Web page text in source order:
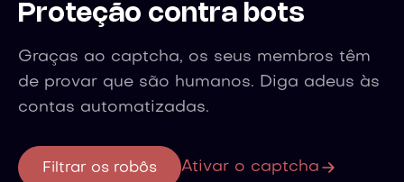
Proteção contra bots
Graças ao captcha, os seus membros têm
de provar que são humanos. Diga adeus às
contas automatizadas.
Filtrar os robôs Ativar o captcha